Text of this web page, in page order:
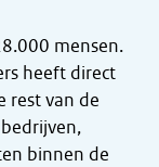
mensen.
heeft direct
rest van de
binnen de